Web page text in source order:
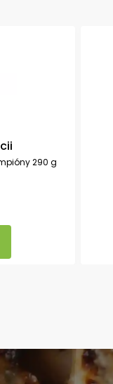
290 g